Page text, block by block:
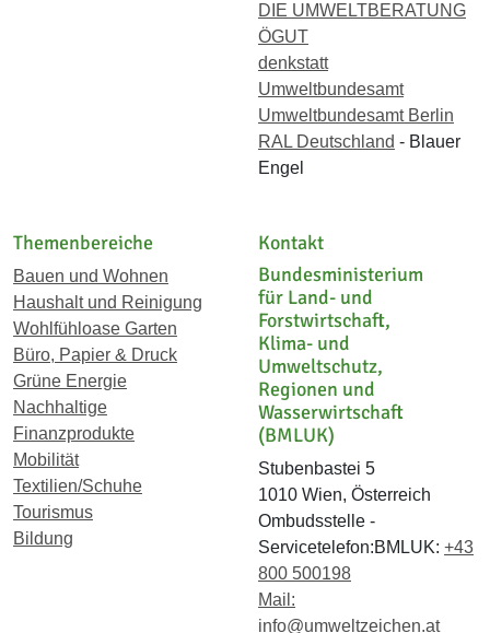
DIE UMWELTBERATUNG
ÖGUT
denkstatt
Umweltbundesamt
Umweltbundesamt Berlin
RAL Deutschland - Blauer
Engel
Themenbereiche
Bauen und Wohnen
Haushalt und Reinigung
Wohlfühloase Garten
Büro, Papier & Druck
Grüne Energie
Nachhaltige
Finanzprodukte
Mobilität
Textilien/Schuhe
Tourismus
Bildung
Kontakt
Bundesministerium
für Land- und
Forstwirtschaft,
Klima- und
Umweltschutz,
Regionen und
Wasserwirtschaft
(BMLUK)
Stubenbastei 5
1010 Wien, Österreich
Ombudsstelle -
Servicetelefon:BMLUK: +43
800 500198
Mail:
info@umweltzeichen.at